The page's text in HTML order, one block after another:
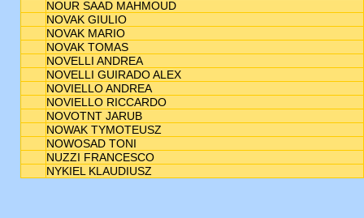
NOUR SAAD MAHMOUD
NOVAK GIULIO
NOVAK MARIO
NOVAK TOMAS
NOVELLI ANDREA
NOVELLI GUIRADO ALEX
NOVIELLO ANDREA
NOVIELLO RICCARDO
NOVOTNT JARUB
NOWAK TYMOTEUSZ
NOWOSAD TONI
NUZZI FRANCESCO
NYKIEL KLAUDIUSZ